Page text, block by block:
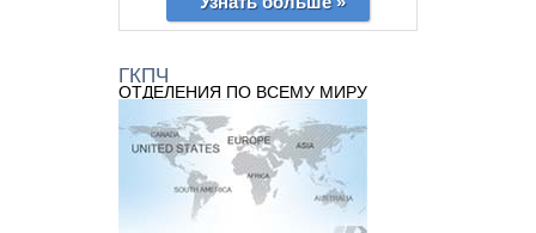
ГКПЧ
ОТДЕЛЕНИЯ ПО ВСЕМУ МИРУ